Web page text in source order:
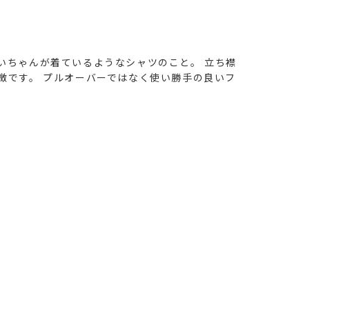
ゃんが着ているようなシャツのこと。
立ち襟
す。
プルオーバーではなく使い勝手の良いフ